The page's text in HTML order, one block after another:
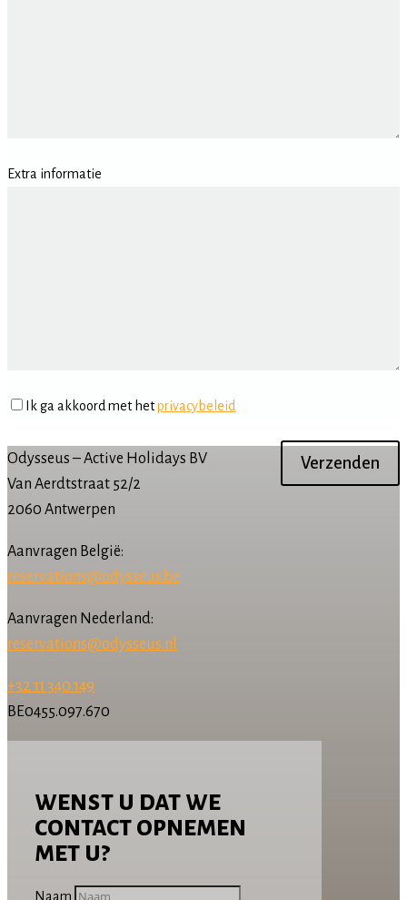
Extra informatie
Ik ga akkoord met hetprivacybeleid
Odysseus – Active Holidays BV
Van Aerdtstraat 52/2
2060 Antwerpen
Aanvragen België:
reservations@odysseus.be
Aanvragen Nederland:
reservations@odysseus.nl
+32 11 340 149
BE0455.097.670
wenst u dat we
contact opnemen
met u?
Naam